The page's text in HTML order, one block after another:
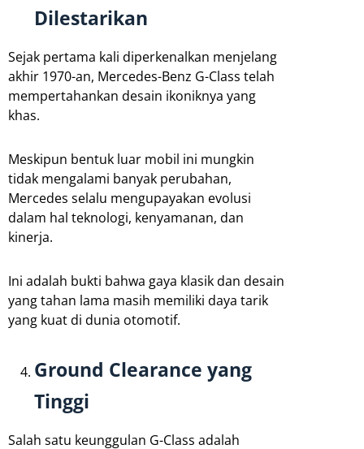
Dilestarikan
Sejak pertama kali diperkenalkan menjelang
akhir 1970-an, Mercedes-Benz G-Class telah
mempertahankan desain ikoniknya yang
khas.
Meskipun bentuk luar mobil ini mungkin
tidak mengalami banyak perubahan,
Mercedes selalu mengupayakan evolusi
dalam hal teknologi, kenyamanan, dan
kinerja.
Ini adalah bukti bahwa gaya klasik dan desain
yang tahan lama masih memiliki daya tarik
yang kuat di dunia otomotif.
Ground Clearance yang
Tinggi
Salah satu keunggulan G-Class adalah